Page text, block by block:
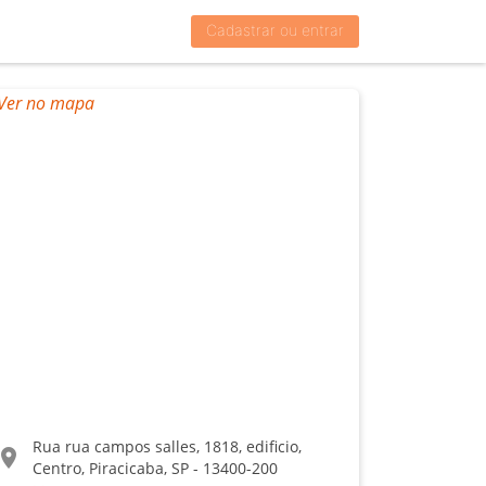
Cadastrar ou entrar
location_on
Rua rua campos salles, 1818, edificio,
Centro, Piracicaba, SP - 13400-200